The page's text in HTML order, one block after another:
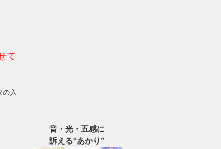
て
の入
音・光・五感に
訴える“あかり”